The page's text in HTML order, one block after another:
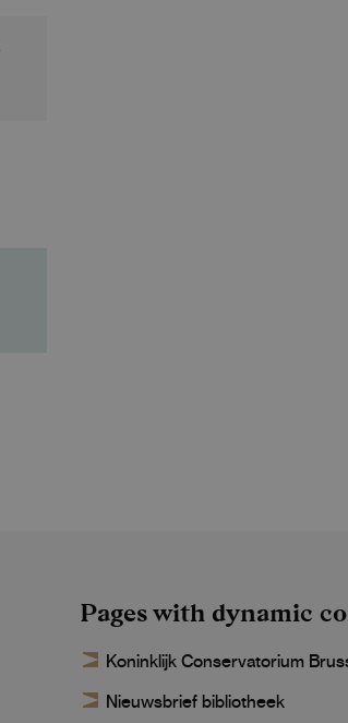
Pages with dynamic
Koninklijk Conservatorium
Nieuwsbrief bibliotheek